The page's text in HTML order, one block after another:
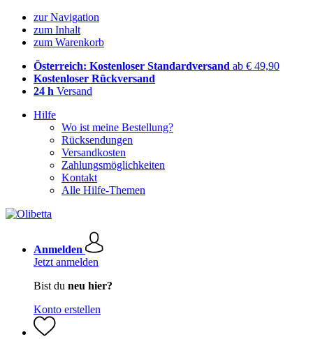
zur Navigation
zum Inhalt
zum Warenkorb
Österreich: Kostenloser Standardversand ab € 49,90
Kostenloser Rückversand
24 h Versand
Hilfe
Wo ist meine Bestellung?
Rücksendungen
Versandkosten
Zahlungsmöglichkeiten
Kontakt
Alle Hilfe-Themen
Anmelden
Jetzt anmelden
Bist du neu hier?
Konto erstellen